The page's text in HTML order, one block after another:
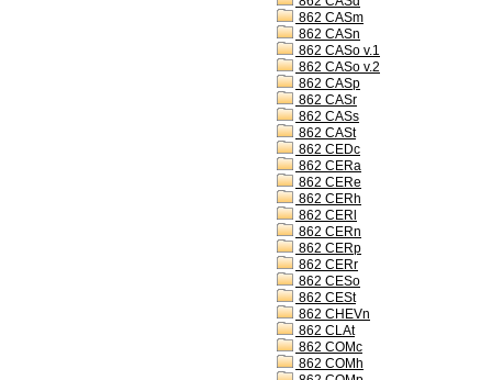
862 CASm
862 CASn
862 CASo v.1
862 CASo v.2
862 CASp
862 CASr
862 CASs
862 CASt
862 CEDc
862 CERa
862 CERe
862 CERh
862 CERl
862 CERn
862 CERp
862 CERr
862 CESo
862 CESt
862 CHEVn
862 CLAt
862 COMc
862 COMh